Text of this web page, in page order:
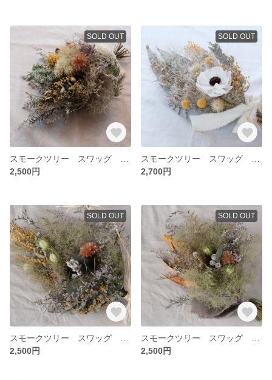
SOLD OUT
2,500円
SOLD OUT
2,700円
SOLD OUT
2,500円
SOLD OUT
2,500円